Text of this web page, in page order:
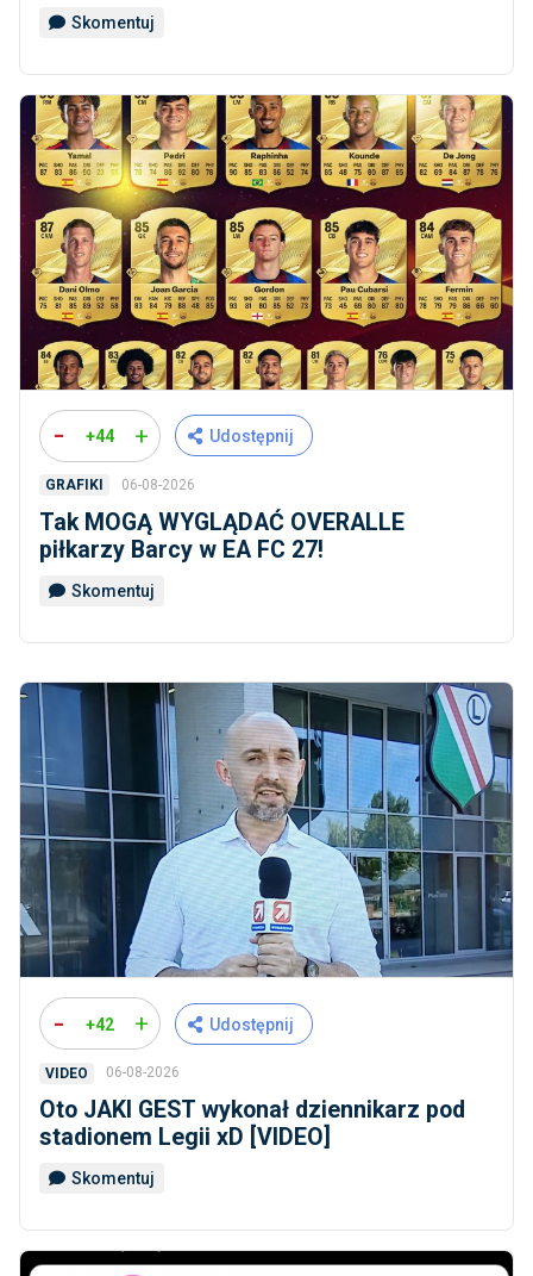
Skomentuj
- +44 + Udostępnij
GRAFIKI 06-08-2026
Tak MOGĄ WYGLĄDAĆ OVERALLE
piłkarzy Barcy w EA FC 27!
Skomentuj
- +42 + Udostępnij
VIDEO 06-08-2026
Oto JAKI GEST wykonał dziennikarz pod
stadionem Legii xD [VIDEO]
Skomentuj